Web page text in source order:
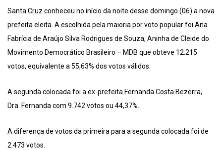
Santa Cruz conheceu no início da noite desse domingo (06) a nova
prefeita eleita. A escolhida pela maioria por voto popular foi Ana
Fabrícia de Araújo Silva Rodrigues de Souza, Aninha de Cleide do
Movimento Democrático Brasileiro – MDB que obteve 12.215
votos, equivalente a 55,63% dos votos válidos.
A segunda colocada foi a ex-prefeita Fernanda Costa Bezerra,
Dra. Fernanda com 9.742 votos ou 44,37%.
A diferença de votos da primeira para a segunda colocada foi de
2.473 votos.